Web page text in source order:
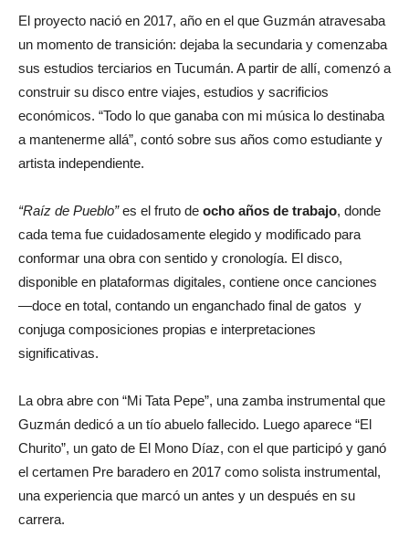
El proyecto nació en 2017, año en el que Guzmán atravesaba
un momento de transición: dejaba la secundaria y comenzaba
sus estudios terciarios en Tucumán. A partir de allí, comenzó a
construir su disco entre viajes, estudios y sacrificios
económicos. “Todo lo que ganaba con mi música lo destinaba
a mantenerme allá”, contó sobre sus años como estudiante y
artista independiente.
“Raíz de Pueblo”es el fruto de ocho años de trabajo, donde
cada tema fue cuidadosamente elegido y modificado para
conformar una obra con sentido y cronología. El disco,
disponible en plataformas digitales, contiene once canciones
—doce en total, contando un enganchado final de gatos y
conjuga composiciones propias e interpretaciones
significativas.
La obra abre con “Mi Tata Pepe”, una zamba instrumental que
Guzmán dedicó a un tío abuelo fallecido. Luego aparece “El
Churito”, un gato de El Mono Díaz, con el que participó y ganó
el certamen Pre baradero en 2017 como solista instrumental,
una experiencia que marcó un antes y un después en su
carrera.